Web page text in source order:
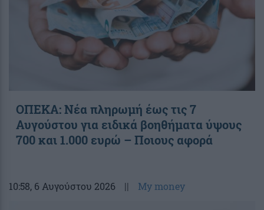
ΟΠΕΚΑ: Νέα πληρωμή έως τις 7
Αυγούστου για ειδικά βοηθήματα ύψους
700 και 1.000 ευρώ – Ποιους αφορά
10:58, 6 Αυγούστου 2026 || My money